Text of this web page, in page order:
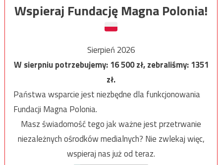
Wspieraj Fundację Magna Polonia!
Sierpień 2026
W sierpniu potrzebujemy:16 500zł, zebraliśmy:1351
zł.
Państwa wsparcie jest niezbędne dla funkcjonowania
Fundacji Magna Polonia.
Masz świadomość tego jak ważne jest przetrwanie
niezależnych ośrodków medialnych? Nie zwlekaj więc,
wspieraj nas już od teraz.